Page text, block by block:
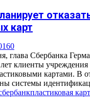
карт
0
глава Сбербанка
лет клиенты учреждения
картами. В
системы
пластиковая